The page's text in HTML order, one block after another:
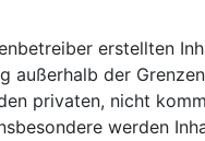
erstellten
außerhalb der
privaten, nicht
werden